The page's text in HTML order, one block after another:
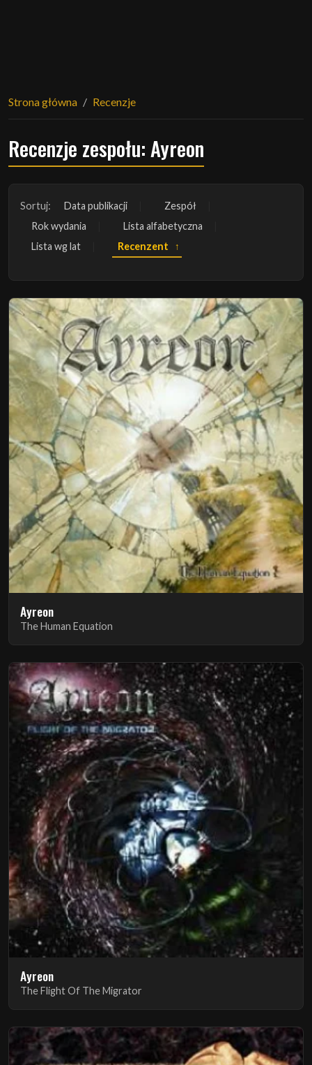
Strona główna Recenzje
Recenzje zespołu: Ayreon
Sortuj: Data publikacji
Zespół
Rok wydania
Lista alfabetyczna
Lista wg lat
Recenzent
Ayreon
The Human Equation
Ayreon
The Flight Of The Migrator